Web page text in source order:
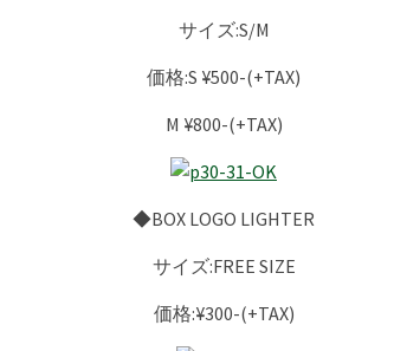
サイズ:S/M
価格:S ¥500-(+TAX)
M ¥800-(+TAX)
◆BOX LOGO LIGHTER
サイズ:FREE SIZE
価格:¥300-(+TAX)